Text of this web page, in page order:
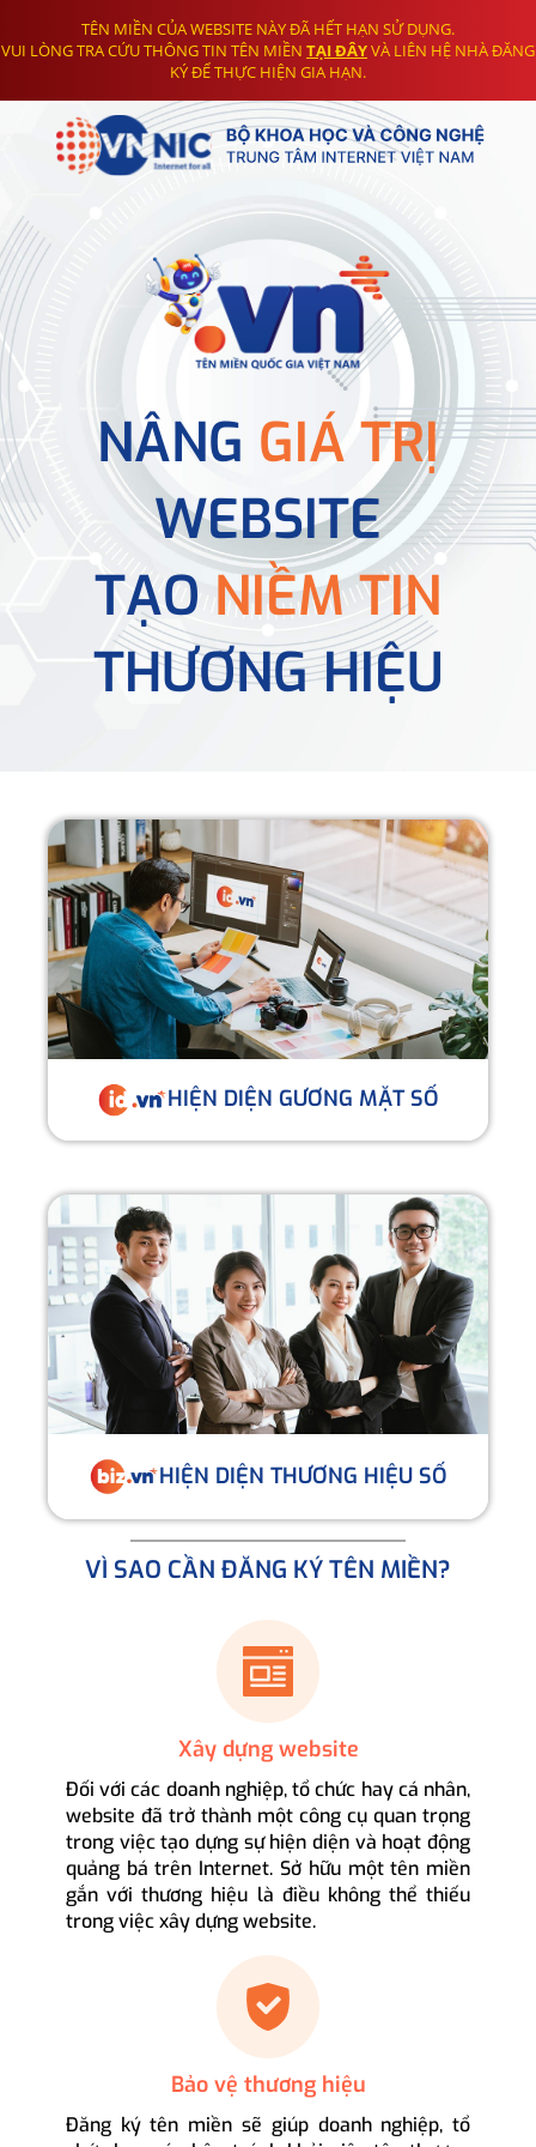
TÊN MIỀN CỦA WEBSITE NÀY ĐÃ HẾT HẠN SỬ DỤNG.
VUI LÒNG TRA CỨU THÔNG TIN TÊN MIỀN TẠI ĐÂYVÀ LIÊN HỆ NHÀ ĐĂNG
KÝ ĐỂ THỰC HIỆN GIA HẠN.
NÂNG GIÁ TRỊ
WEBSITE
TẠONIỀM TIN
THƯƠNG HIỆU
HIỆN DIỆN GƯƠNG MẶT SỐ
HIỆN DIỆN THƯƠNG HIỆU SỐ
VÌ SAO CẦN ĐĂNG KÝ TÊN MIỀN?
Xây dựng website
Đối với các doanh nghiệp, tổ chức hay cá nhân,
website đã trở thành một công cụ quan trọng
trong việc tạo dựng sự hiện diện và hoạt động
quảng bá trên Internet. Sở hữu một tên miền
gắn với thương hiệu là điều không thể thiếu
trong việc xây dựng website.
Bảo vệ thương hiệu
Đăng ký tên miền sẽ giúp doanh nghiệp, tổ